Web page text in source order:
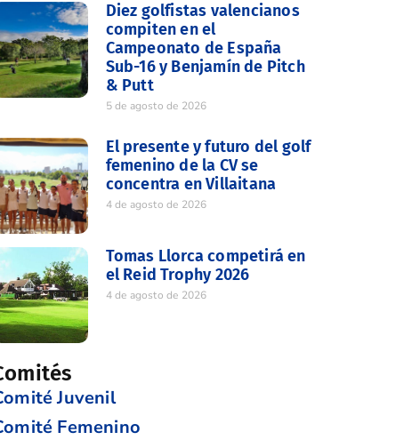
Diez golfistas valencianos
compiten en el
Campeonato de España
Sub-16 y Benjamín de Pitch
& Putt
5 de agosto de 2026
El presente y futuro del golf
femenino de la CV se
concentra en Villaitana
4 de agosto de 2026
Tomas Llorca competirá en
el Reid Trophy 2026
4 de agosto de 2026
Juvenil
Femenino